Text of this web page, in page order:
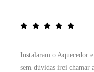
Instalaram o Aquecedor
sem dúvidas irei chamar